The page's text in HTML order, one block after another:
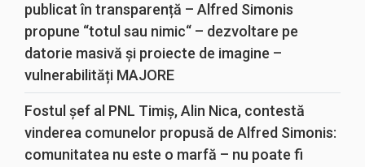
publicat în transparență – Alfred Simonis
propune “totul sau nimic“ – dezvoltare pe
datorie masivă și proiecte de imagine –
vulnerabilități MAJORE
Fostul șef al PNL Timiș, Alin Nica, contestă
vinderea comunelor propusă de Alfred Simonis:
comunitatea nu este o marfă – nu poate fi